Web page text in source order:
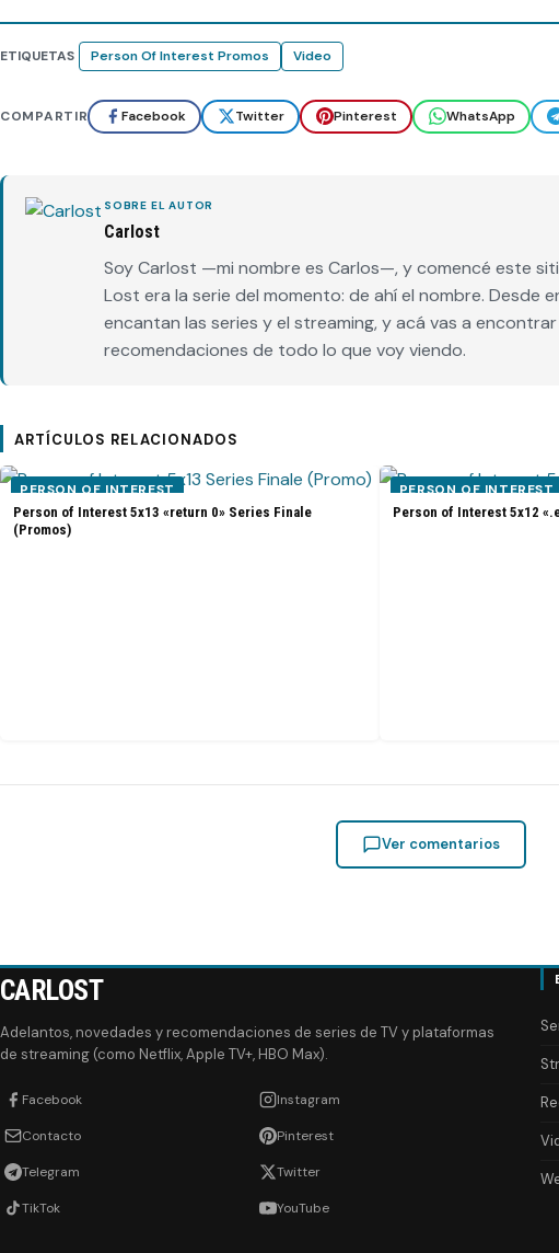
ETIQUETAS Person Of Interest Promos Video
COMPARTIR Facebook Twitter Pinterest WhatsApp
SOBRE EL AUTOR
Carlost
Soy Carlost —mi nombre es Carlos—, y comencé este
Lost era la serie del momento: de ahí el nombre. Desde
encantan las series y el streaming, y acá vas a
recomendaciones de todo lo que voy viendo.
ARTÍCULOS RELACIONADOS
PERSON OF INTEREST
Person of Interest 5x13 «return 0» Series Finale
(Promos)
PERSON OF INTEREST
Person of Interest 5x12
Ver comentarios
CARLOST
Adelantos, novedades y recomendaciones de series de TV y plataformas
de streaming (como Netflix, Apple TV+, HBO Max).
Facebook Instagram
Contacto Pinterest
Telegram Twitter
TikTok YouTube